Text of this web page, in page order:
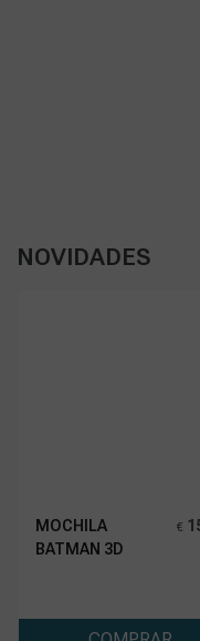
NOVIDADES
MOCHILA
BATMAN 3D
€